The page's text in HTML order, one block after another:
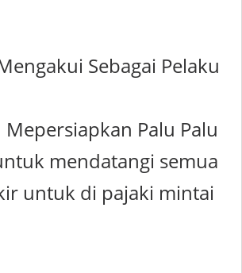
Sebagai Pelaku
Palu Palu
mendatangi semua
untuk di pajaki mintai